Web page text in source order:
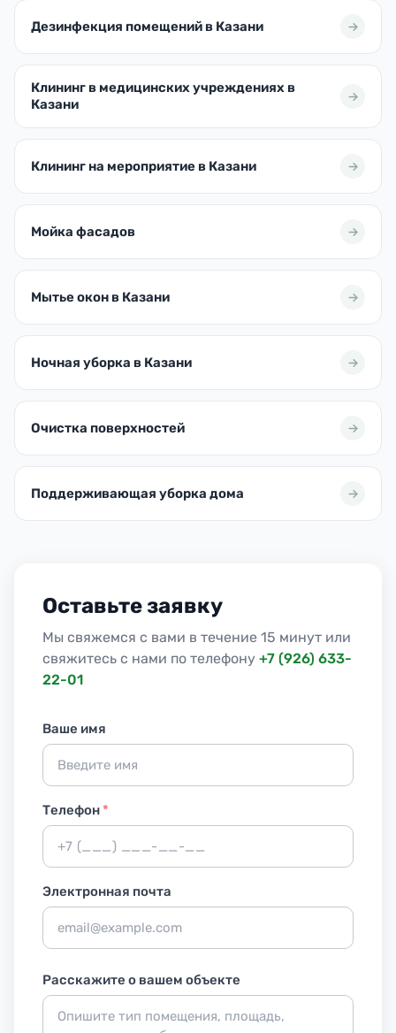
Дезинфекция помещений в Казани
Клининг в медицинских учреждениях в
Казани
Клининг на мероприятие в Казани
Мойка фасадов
Мытье окон в Казани
Ночная уборка в Казани
Очистка поверхностей
Поддерживающая уборка дома
Оставьте заявку
Мы свяжемся с вами в течение 15 минут или
свяжитесь с нами по телефону +7 (926) 633-
22-01
Ваше имя
Телефон*
Электронная почта
Расскажите о вашем объекте